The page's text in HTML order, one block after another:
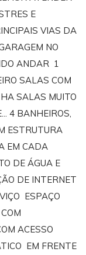
E
VIAS DA
NO
ANDAR 1
SALAS COM
SALAS MUITO
4 BANHEIROS,
ESTRUTURA
EM CADA
DE ÁGUA E
DE INTERNET
ESPAÇO
ACESSO
EM FRENTE